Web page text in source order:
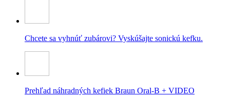
Chcete sa vyhnúť zubárovi? Vyskúšajte sonickú kefku.
Prehľad náhradných kefiek Braun Oral-B + VIDEO